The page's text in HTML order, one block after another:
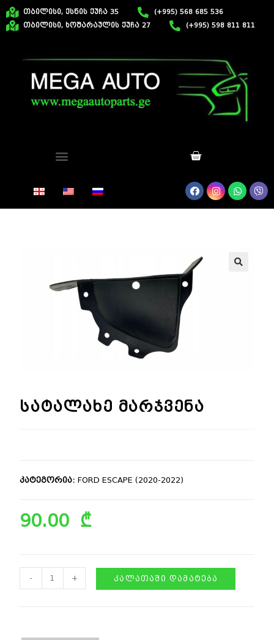
თბილისი, ქსნის ქუჩა 35
(+995) 568 685 536
თბილისი, ხოშარაულის ქუჩა 27
(+995) 598 811 811
სატალახე მარჯვენა
კატეგორია:FORD ESCAPE (2020-2022)
90.00 ₾
- + ᲙᲐᲚᲐᲗᲐᲨᲘ ᲓᲐᲛᲐᲢᲔᲑᲐ